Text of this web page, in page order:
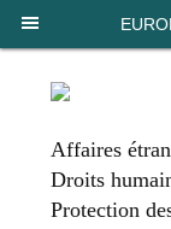
Affaires
Droits
Protection